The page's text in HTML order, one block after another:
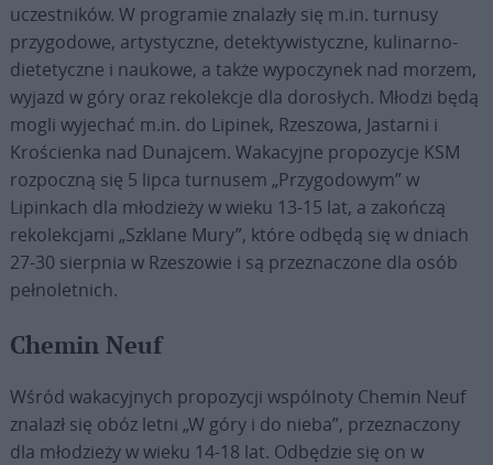
uczestników. W programie znalazły się m.in. turnusy
przygodowe, artystyczne, detektywistyczne, kulinarno-
dietetyczne i naukowe, a także wypoczynek nad morzem,
wyjazd w góry oraz rekolekcje dla dorosłych. Młodzi będą
mogli wyjechać m.in. do Lipinek, Rzeszowa, Jastarni i
Krościenka nad Dunajcem. Wakacyjne propozycje KSM
rozpoczną się 5 lipca turnusem „Przygodowym” w
Lipinkach dla młodzieży w wieku 13-15 lat, a zakończą
rekolekcjami „Szklane Mury”, które odbędą się w dniach
27-30 sierpnia w Rzeszowie i są przeznaczone dla osób
pełnoletnich.
Chemin Neuf
Wśród wakacyjnych propozycji wspólnoty Chemin Neuf
znalazł się obóz letni „W góry i do nieba”, przeznaczony
dla młodzieży w wieku 14-18 lat. Odbędzie się on w